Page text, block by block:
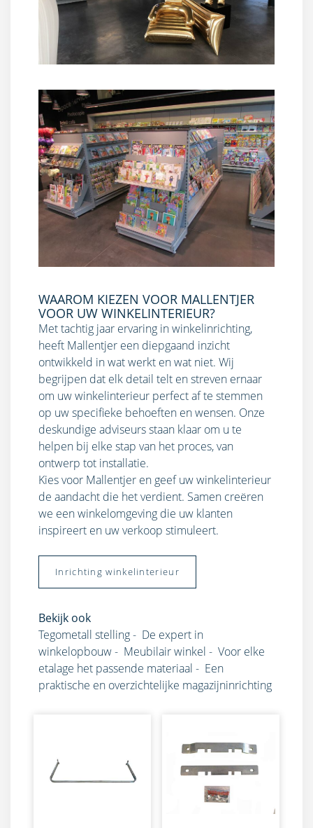
WAAROM KIEZEN VOOR MALLENTJER
VOOR UW WINKELINTERIEUR?
Met tachtig jaar ervaring in winkelinrichting,
heeft Mallentjer een diepgaand inzicht
ontwikkeld in wat werkt en wat niet. Wij
begrijpen dat elk detail telt en streven ernaar
om uw winkelinterieur perfect af te stemmen
op uw specifieke behoeften en wensen. Onze
deskundige adviseurs staan klaar om u te
helpen bij elke stap van het proces, van
ontwerp tot installatie.
Kies voor Mallentjer en geef uwwinkelinterieur
de aandacht die het verdient. Samen creëren
we een winkelomgeving die uw klanten
inspireert en uw verkoop stimuleert.
Inrichting winkelinterieur
Bekijk ook
Tegometall stelling- De expert in
winkelopbouw- Meubilair winkel - Voor elke
etalage het passende materiaal - Een
praktische en overzichtelijke magazijninrichting